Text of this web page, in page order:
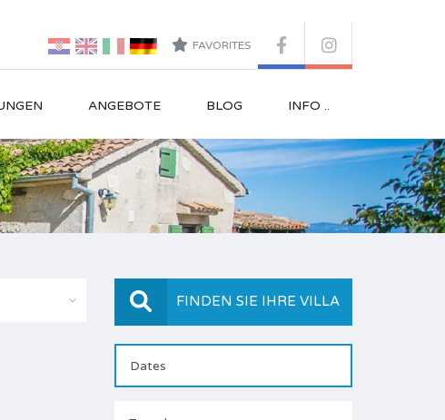
FAVORITES
ANGEBOTE BLOG INFO ..
FINDEN SIE IHRE VILLA